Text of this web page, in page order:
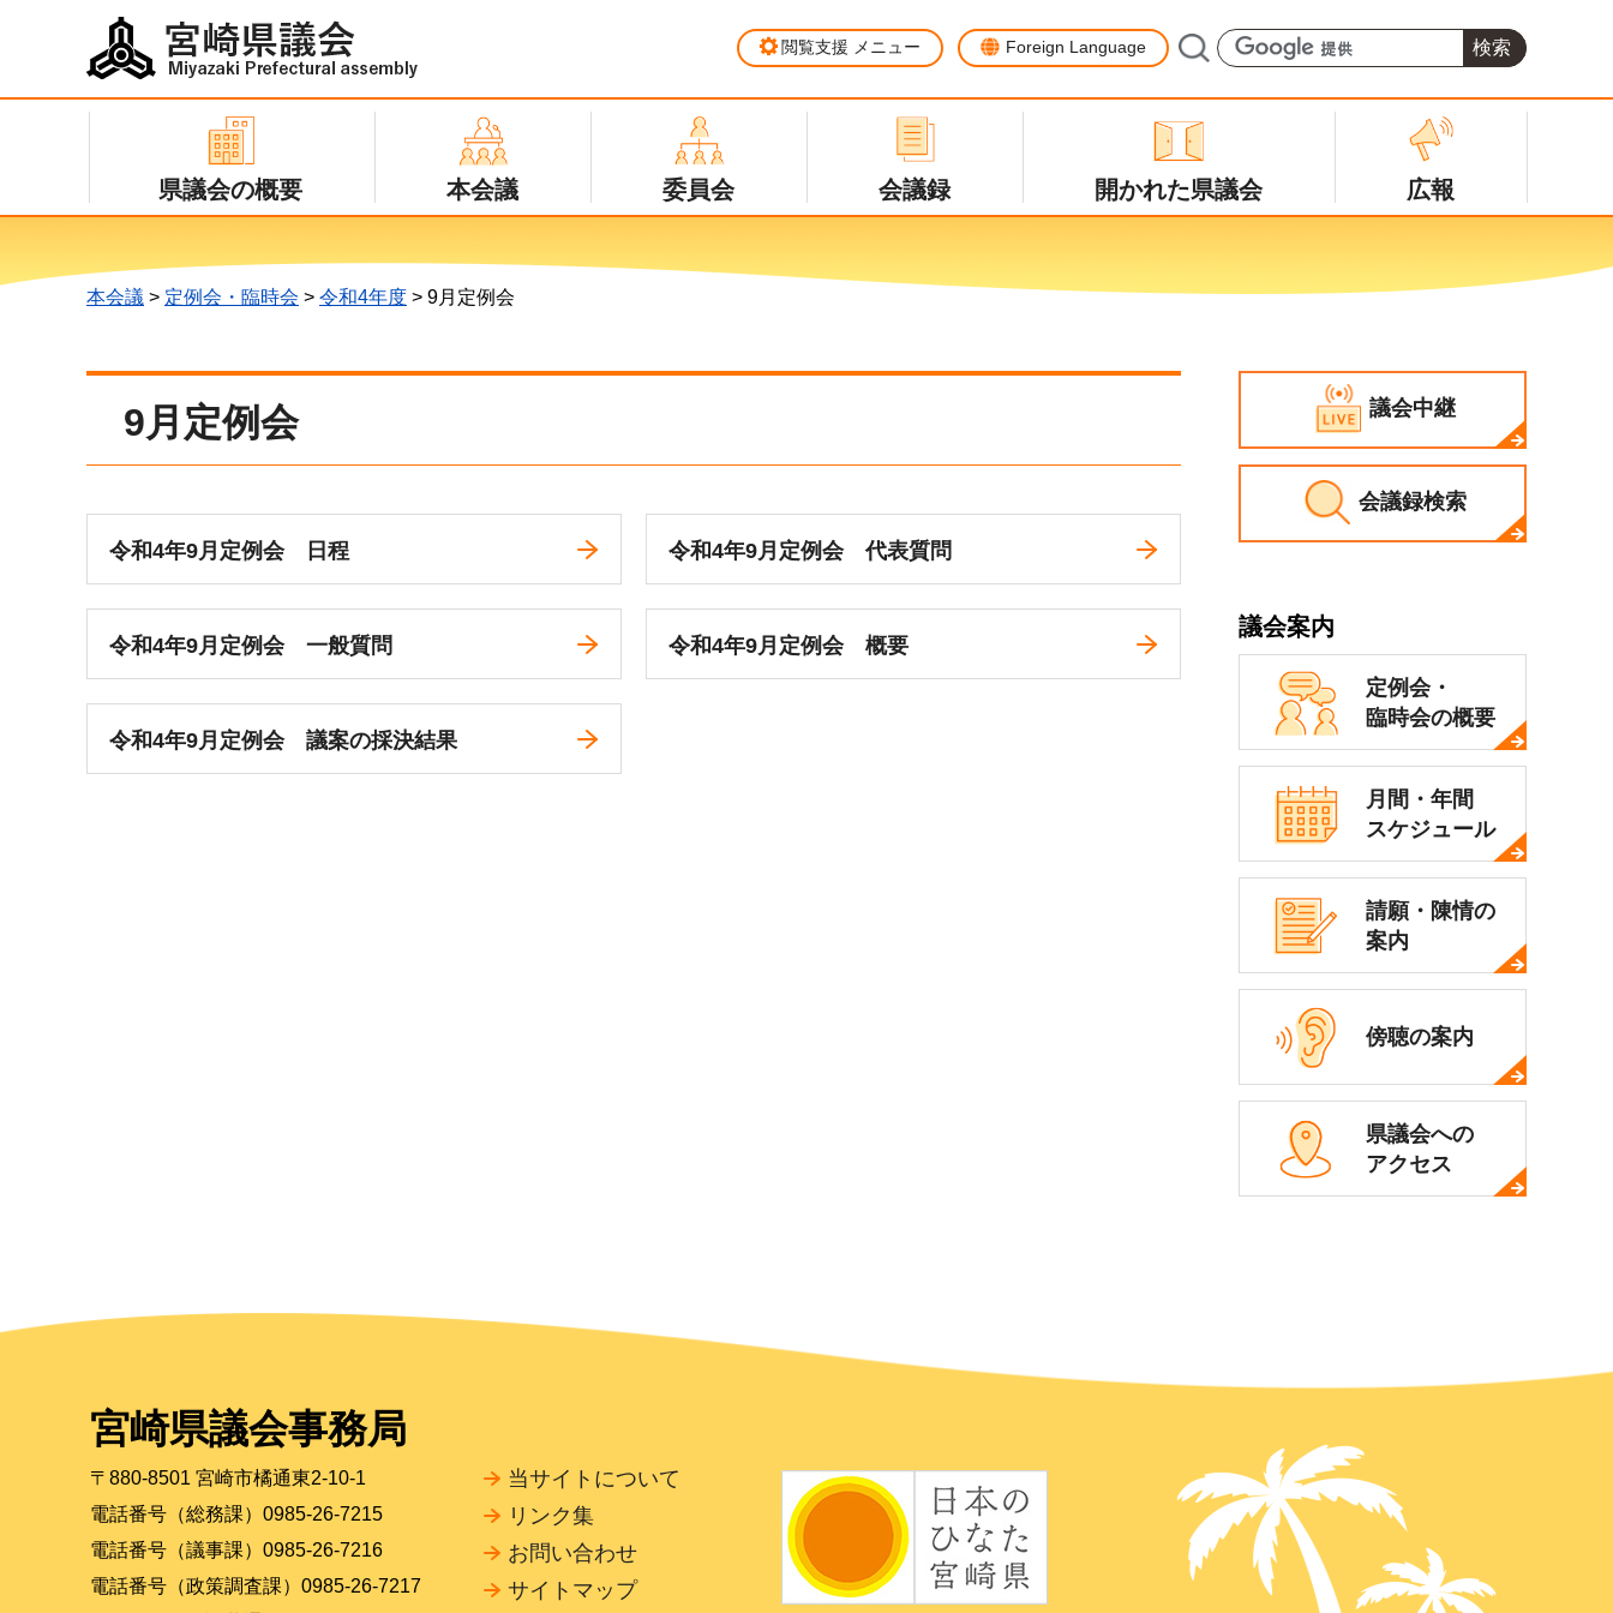
宮崎県議会
Miyazaki Prefectural assembly
閲覧支援 メニュー Foreign Language
県議会の概要 本会議 委員会 会議録 開かれた県議会 広報
本会議 > 定例会・臨時会 > 令和4年度 > 9月定例会
9月定例会
令和4年9月定例会 日程 令和4年9月定例会 代表質問
令和4年9月定例会 一般質問 令和4年9月定例会 概要
令和4年9月定例会 議案の採決結果
議会中継
会議録検索
議会案内
定例会・
臨時会の概要
月間・年間
スケジュール
請願・陳情の
案内
傍聴の案内
県議会への
アクセス
宮崎県議会事務局
〒880-8501 宮崎市橘通東2-10-1
電話番号（総務課）0985-26-7215
電話番号（議事課）0985-26-7216
電話番号（政策調査課）0985-26-7217
当サイトについて
リンク集
お問い合わせ
サイトマップ